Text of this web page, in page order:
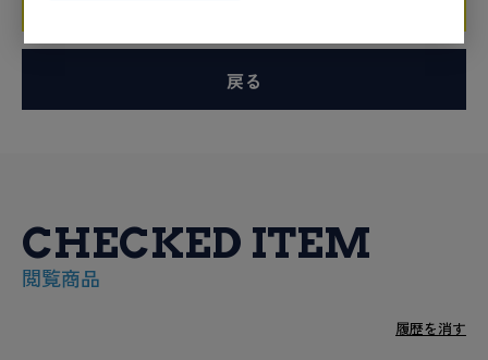
戻る
CHECKED ITEM
閲覧商品
履歴を消す